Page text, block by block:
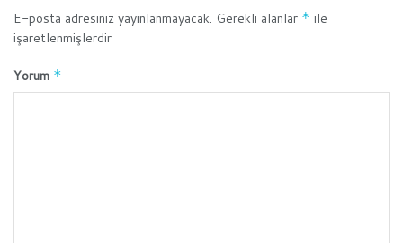
E-posta adresiniz yayınlanmayacak. Gerekli alanlar * ile
işaretlenmişlerdir
Yorum *